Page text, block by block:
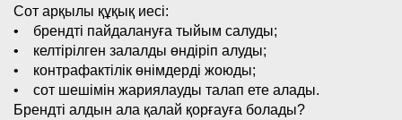
Сот арқылы құқық иесі:
• брендті пайдалануға тыйым салуды;
• келтірілген залалды өндіріп алуды;
• контрафактілік өнімдерді жоюды;
• сот шешімін жариялауды талап ете алады.
Брендті алдын ала қалай қорғауға болады?